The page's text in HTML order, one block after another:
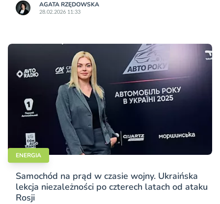
AGATA RZĘDOWSKA
28.02.2026 11:33
ENERGIA
Samochód na prąd w czasie wojny. Ukraińska
lekcja niezależności po czterech latach od ataku
Rosji